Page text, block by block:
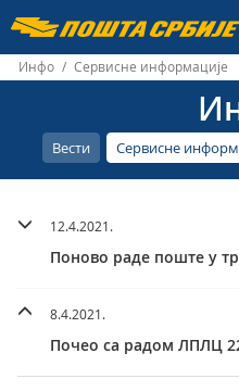
Пошта
Србије
д.о.о.
Инфо / Сервисне информације
Вести Сервисне
12.4.2021.
Поново раде поште у
8.4.2021.
Почео са радом ЛПЛЦ